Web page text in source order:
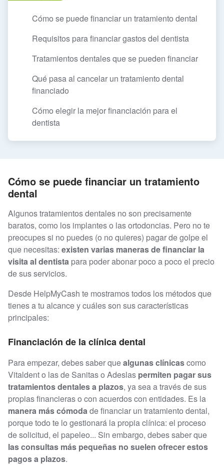
Cómo se puede financiar un tratamiento dental
Requisitos para financiar gastos del dentista
Tratamientos dentales que se pueden financiar
Qué pasa al cancelar un tratamiento dental
financiado
Cómo elegir la mejor financiación para el
dentista
Cómo se puede financiar un tratamiento
dental
Algunos tratamientos dentales no son precisamente
baratos, como los implantes o las ortodoncias. Pero no te
preocupes si no puedes (o no quieres) pagar de golpe el
que necesitas: existen varias maneras de financiar la
visita al dentista para poder abonar poco a poco el precio
de sus servicios.
Desde HelpMyCash te mostramos todos los métodos que
tienes a tu alcance y cuáles son sus características
principales:
Financiación de la clínica dental
Para empezar, debes saber quealgunas clínicascomo
Vitaldent o las de Sanitas o Adeslas permiten pagar sus
tratamientos dentales a plazos, ya sea a través de sus
propias financieras o con acuerdos con entidades. Es la
manera más cómodade financiar un tratamiento dental,
porque todo te lo gestionará la propia clínica: el proceso
de solicitud, el papeleo... Sin embargo, debes saber que
las consultas más pequeñas no suelen ofrecer estos
pagos a plazos.